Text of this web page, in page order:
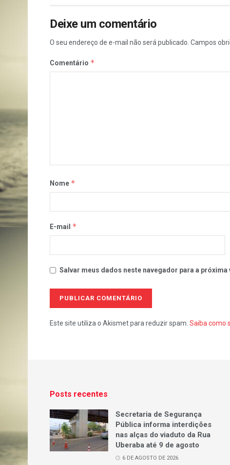
Deixe um comentário
O seu endereço de e-mail não será publicado. Campos
Comentário *
Nome *
E-mail *
Salvar meus dados neste navegador para a próxima
Este site utiliza o Akismet para reduzir spam. Saiba como
Posts recentes
Secretaria de Segurança
Pública informa interdições
nas alças do viaduto da Rua
Uberaba até 9 de agosto
6 DE AGOSTO DE 2026